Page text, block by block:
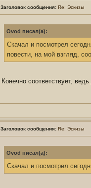
Заголовок сообщения: Re: Эскизы
Ovod писал(а):
Скачал и посмотрел
повести, на мой взгляд,
Конечно соответствует,
Заголовок сообщения: Re: Эскизы
Ovod писал(а):
Скачал и посмотрел